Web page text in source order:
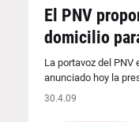
El PNV
domicilio
La portavoz del PNV
anunciado hoy la
30.4.09